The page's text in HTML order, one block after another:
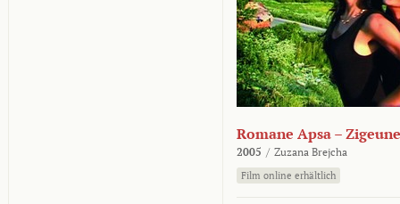
Romane Apsa –
2005 / Zuzana Brejcha
Film online erhältlich